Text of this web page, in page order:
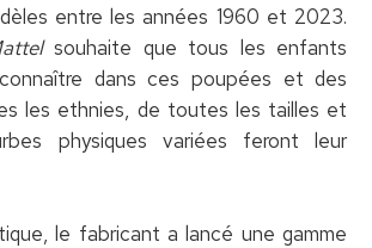
entre les années 1960 et 2023.
souhaite que tous les enfants
dans ces poupées et des
les ethnies, de toutes les tailles et
physiques variées feront leur
le fabricant a lancé une gamme